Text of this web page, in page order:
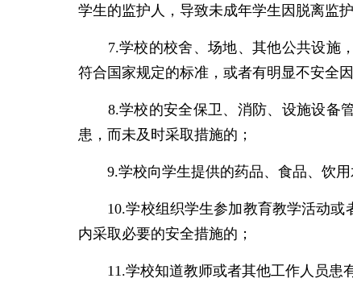
学生的监护人，导致未成年学生因脱离监
7.学校的校舍、场地、其他公共设施
符合国家规定的标准，或者有明显不安全因
8.学校的安全保卫、消防、设施设备管
患，而未及时采取措施的；
9.学校向学生提供的药品、食品、饮用
10.学校组织学生参加教育教学活动或
内采取必要的安全措施的；
11.学校知道教师或者其他工作人员患有